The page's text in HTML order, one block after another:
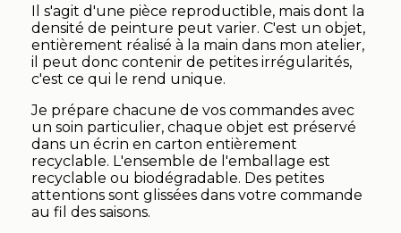
Il s'agit d'une pièce reproductible, mais dont la
densité de peinture peut varier. C'est un objet,
entièrement réalisé à la main dans mon atelier,
il peut donc contenir de petites irrégularités,
c'est ce qui le rend unique.
Je prépare chacune de vos commandes avec
un soin particulier, chaque objet est préservé
dans un écrin en carton entièrement
recyclable. L'ensemble de l'emballage est
recyclable ou biodégradable. Des petites
attentions sont glissées dans votre commande
au fil des saisons.